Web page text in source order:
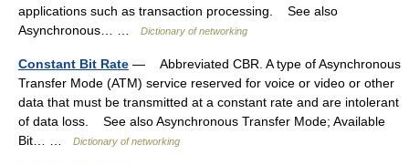
applications such as transaction processing. See also
Asynchronous… …
Dictionary of networking
Constant Bit Rate — Abbreviated CBR. A type of Asynchronous
Transfer Mode (ATM) service reserved for voice or video or other
data that must be transmitted at a constant rate and are intolerant
of data loss. See also Asynchronous Transfer Mode; Available
Bit… …
Dictionary of networking